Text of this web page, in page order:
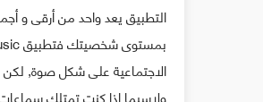
التطبيق يعد واحد من أرقى و
الاجتماعية على شكل صوة, لكن